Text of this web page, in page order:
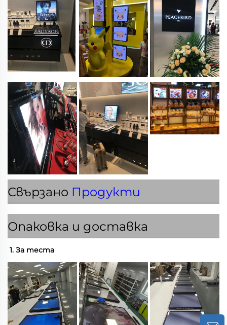
Свързано Продукти
Опаковка и доставка
1. За теста